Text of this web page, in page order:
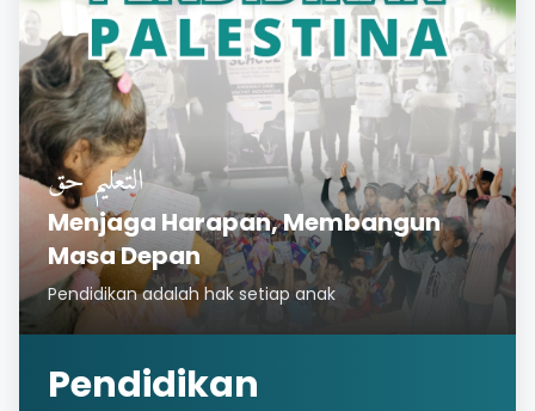
التعليم حق
Menjaga Harapan, Membangun
Masa Depan
Pendidikan adalah hak setiap anak
Pendidikan